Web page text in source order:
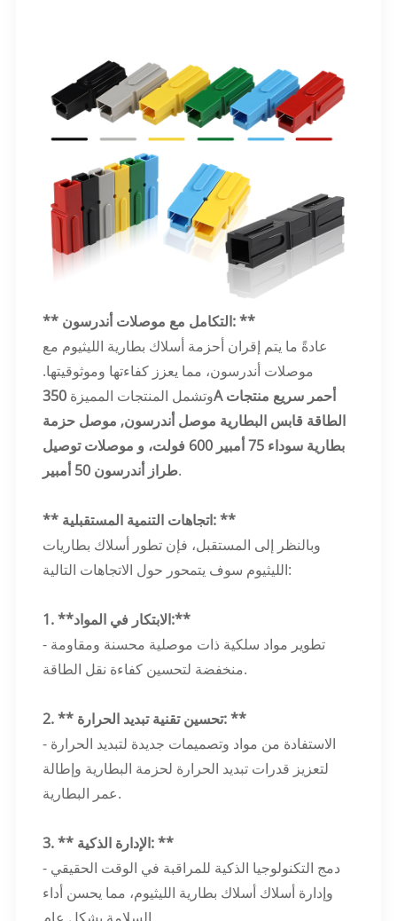
** التكامل مع موصلات أندرسون: **
عادةً ما يتم إقران أحزمة أسلاك بطارية الليثيوم مع
موصلات أندرسون، مما يعزز كفاءتها وموثوقيتها.
وتشمل المنتجات المميزة 350A أحمر سريع منتجات
الطاقة قابس البطارية موصل أندرسون, موصل حزمة
بطارية سوداء 75 أمبير 600 فولت
، و موصلات توصيل
طراز أندرسون 50 أمبير.
** اتجاهات التنمية المستقبلية: **
وبالنظر إلى المستقبل، فإن تطور أسلاك بطاريات
الليثيوم سوف يتمحور حول الاتجاهات التالية:
1. **الابتكار في المواد:**
- تطوير مواد سلكية ذات موصلية محسنة ومقاومة
منخفضة لتحسين كفاءة نقل الطاقة.
2. ** تحسين تقنية تبديد الحرارة: **
- الاستفادة من مواد وتصميمات جديدة لتبديد الحرارة
لتعزيز قدرات تبديد الحرارة لحزمة البطارية وإطالة
عمر البطارية.
3. ** الإدارة الذكية: **
- دمج التكنولوجيا الذكية للمراقبة في الوقت الحقيقي
وإدارة أسلاك أسلاك بطارية الليثيوم، مما يحسن أداء